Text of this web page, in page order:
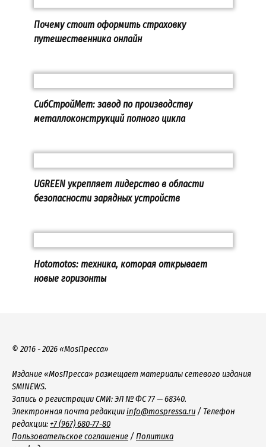
Почему стоит оформить страховку
путешественника онлайн
СибСтройМет: завод по производству
металлоконструкций полного цикла
UGREEN укрепляет лидерство в области
безопасности зарядных устройств
Hotomotos: техника, которая открывает
новые горизонты
© 2016 - 2026 «MosПресса»
Издание «MosПресса» размещает материалы сетевого издания
SMINEWS.
Запись о регистрации СМИ: ЭЛ № ФС 77 — 68340.
Электронная почта редакцииinfo@mospressa.ru / Телефон
редакции: +7 (967) 680-77-80
Пользовательское соглашение / Политика